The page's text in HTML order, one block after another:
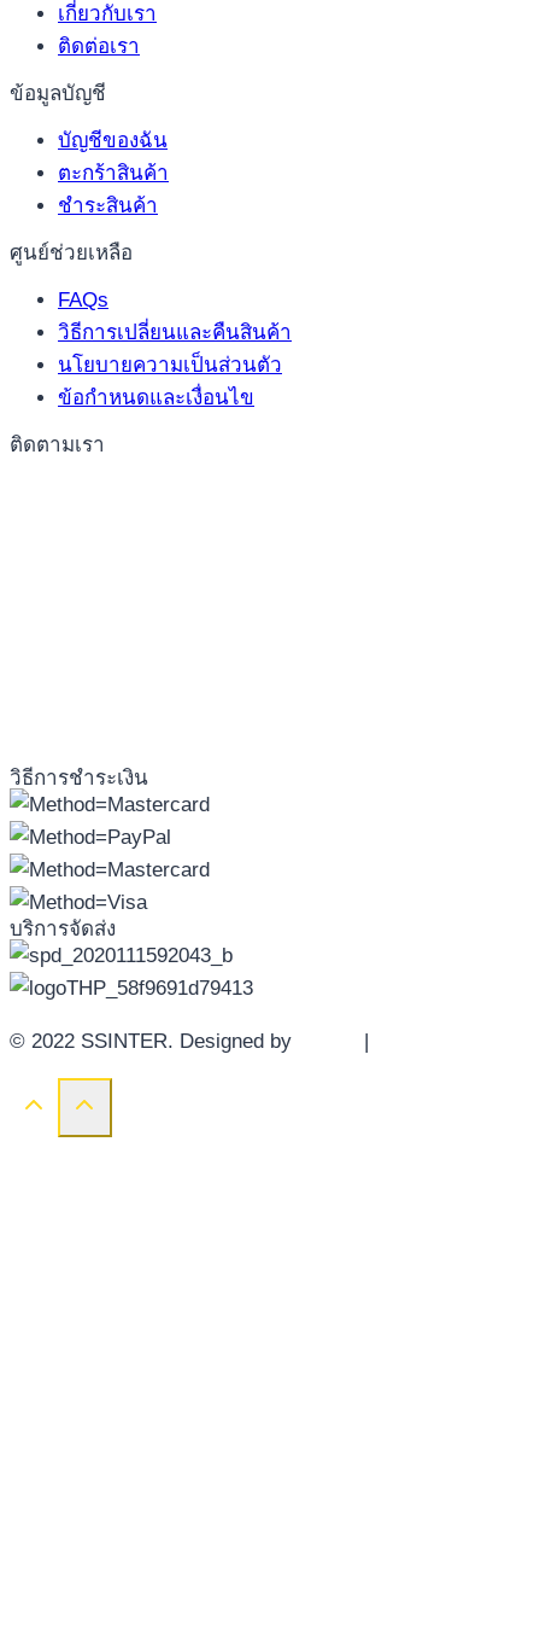
เกี่ยวกับเรา
ติดต่อเรา
ข้อมูลบัญชี
บัญชีของฉัน
ตะกร้าสินค้า
ชำระสินค้า
ศูนย์ช่วยเหลือ
FAQs
วิธีการเปลี่ยนและคืนสินค้า
นโยบายความเป็นส่วนตัว
ข้อกำหนดและเงื่อนไข
ติดตามเรา
วิธีการชำระเงิน
บริการจัดส่ง
© 2022 SSINTER. Designed by |